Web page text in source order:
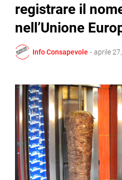
registrare il
nell’Unione
Info Consapevole - aprile